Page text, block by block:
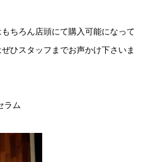
ちろん店頭にて購入可能になって
ひスタッフまでお声かけ下さいま
ラム